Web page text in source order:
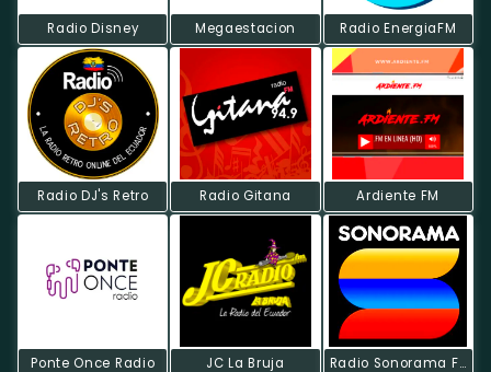
Radio Disney Megaestacion Radio EnergiaFM
Radio DJ's Retro Radio Gitana Ardiente FM
Ponte Once Radio JC La Bruja Radio Sonorama FM